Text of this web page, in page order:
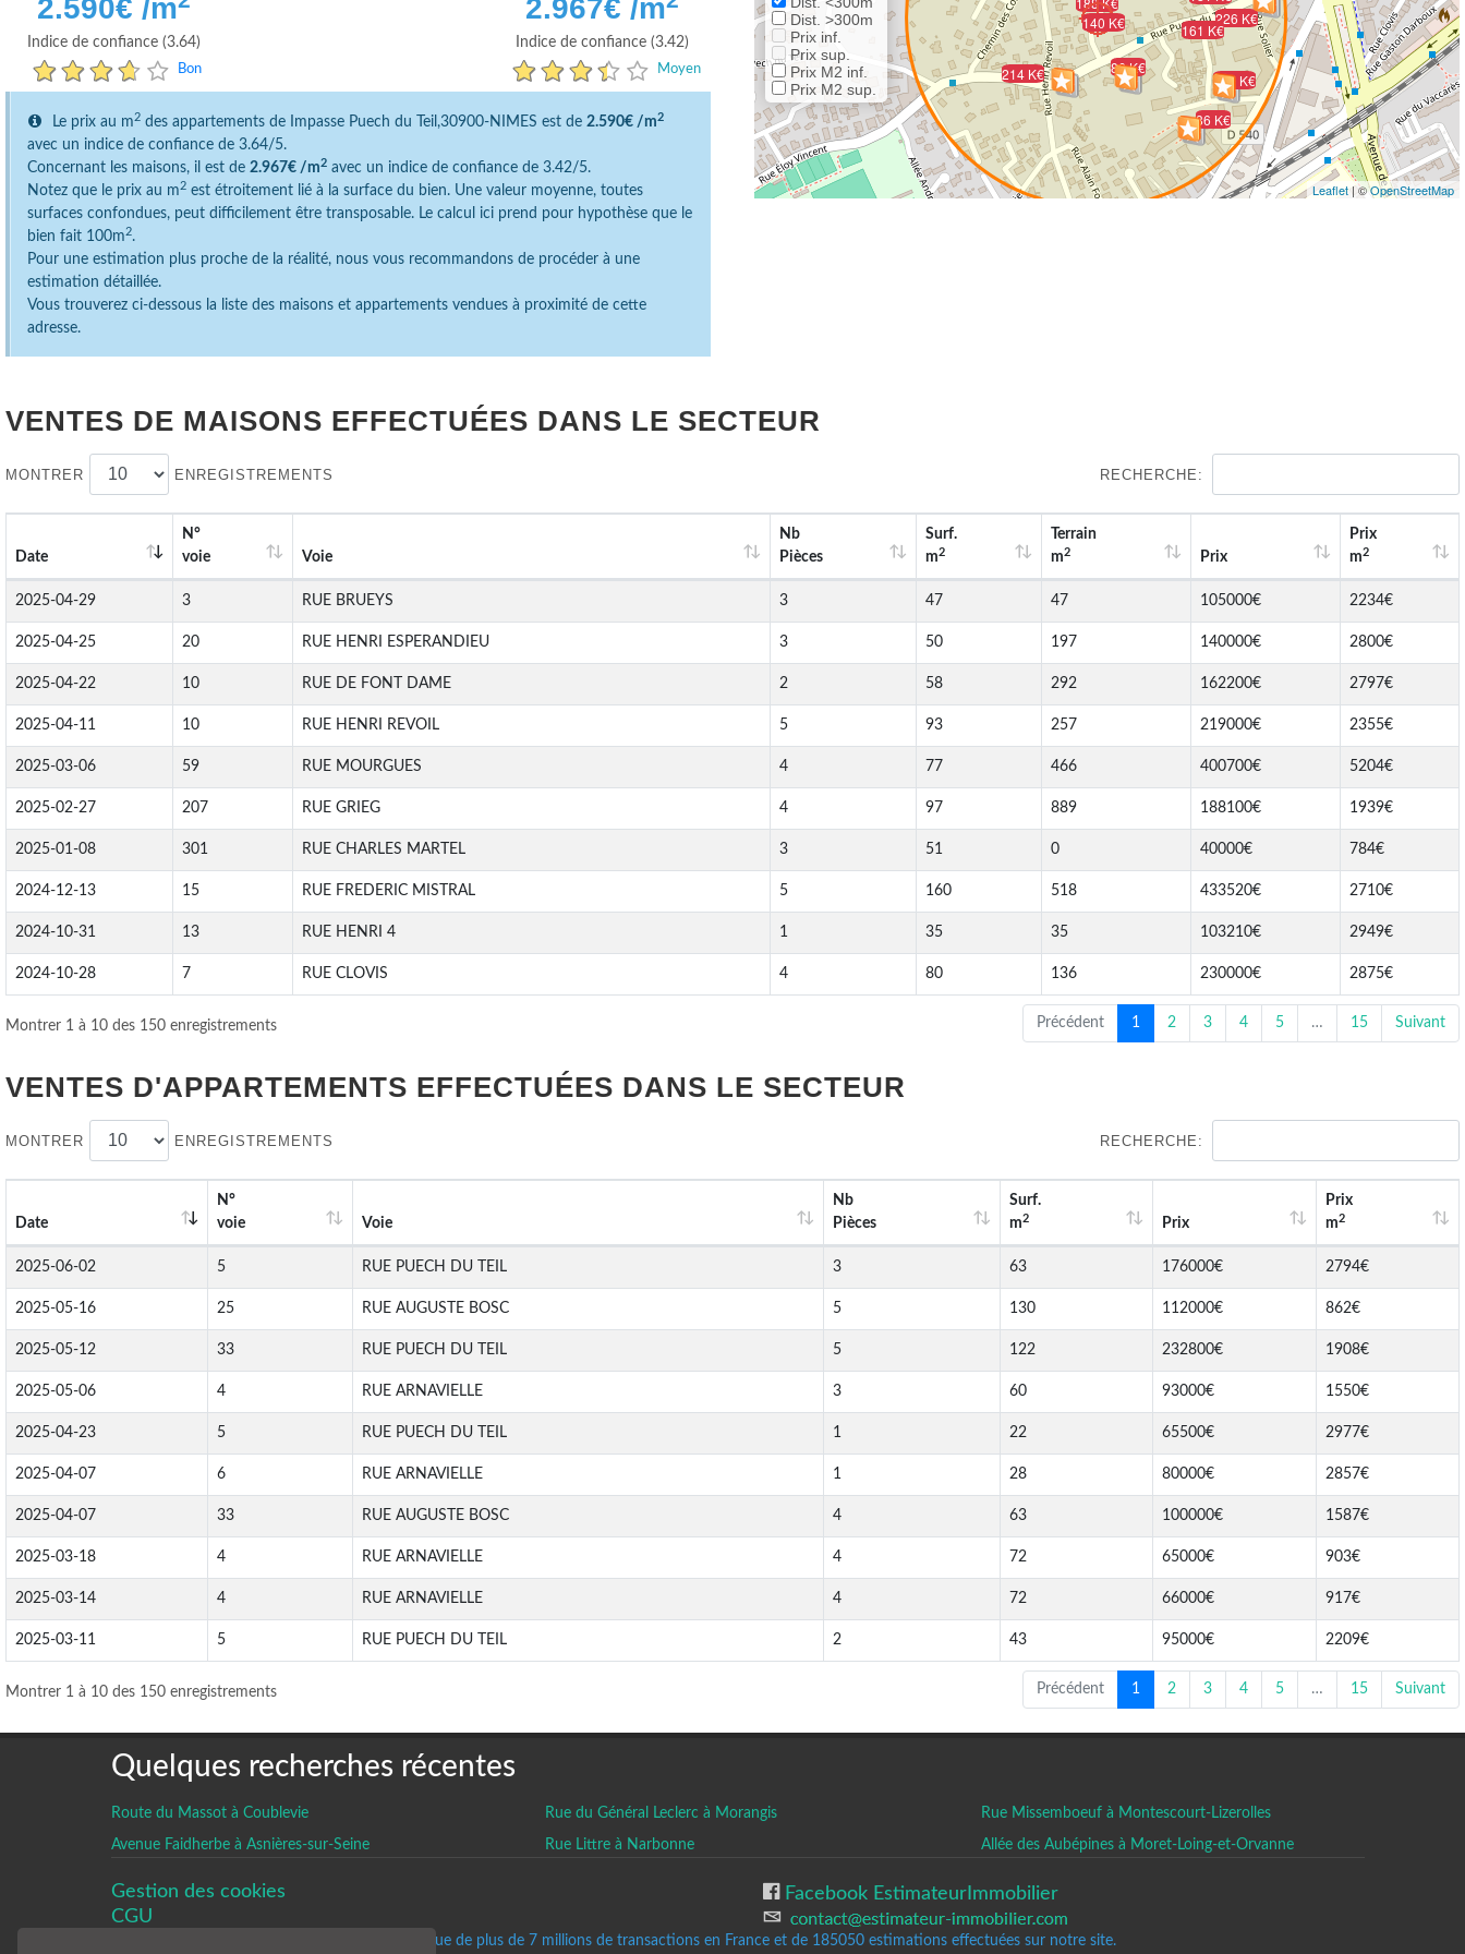
2.590€ /m
Indice de confiance (3.64)
Bon
2.967€ /m
Indice de confiance (3.42)
Moyen
Le prix au m 2 des appartements de Impasse Puech du Teil,30900-NIMES est de 2.590€ /m2
avec un indice de confiance de 3.64/5.
Concernant les maisons, il est de 2.967€ /m2 avec un indice de confiance de 3.42/5.
Notez que le prix au m 2 est étroitement lié à la surface du bien. Une valeur moyenne, toutes
surfaces confondues, peut difficilement être transposable. Le calcul ici prend pour hypothèse que le
bien fait 100m 2.
Pour une estimation plus proche de la réalité, nous vous recommandons de procéder à une
estimation détaillée.
Vous trouverez ci-dessous la liste des maisons et appartements vendues à proximité de cette
adresse.
140 K€
86 K€
150 K€
214 K€
86 K€
226 K€
161 K€
Dist. >300m
Prix inf.
Prix sup.
Prix M2 inf.
Prix M2 sup.
Leaflet | ©OpenStreetMap
VENTES DE MAISONS EFFECTUÉES DANS LE SECTEUR
MONTRER ENREGISTREMENTS RECHERCHE:
Date
N°
voie
Voie
Nb
Pièces
Surf.
m2
Terrain
m2 Prix
Prix
m2
2025-04-29 3 RUE BRUEYS 3 47 47 105000€ 2234€
2025-04-25 20 RUE HENRI ESPERANDIEU 3 50 197 140000€ 2800€
2025-04-22 10 RUE DE FONT DAME 2 58 292 162200€ 2797€
2025-04-11 10 RUE HENRI REVOIL 5 93 257 219000€ 2355€
2025-03-06 59 RUE MOURGUES 4 77 466 400700€ 5204€
2025-02-27 207 RUE GRIEG 4 97 889 188100€ 1939€
2025-01-08 301 RUE CHARLES MARTEL 3 51 0 40000€ 784€
2024-12-13 15 RUE FREDERIC MISTRAL 5 160 518 433520€ 2710€
2024-10-31 13 RUE HENRI 4 1 35 35 103210€ 2949€
2024-10-28 7 RUE CLOVIS 4 80 136 230000€ 2875€
Montrer 1 à 10 des 150 enregistrements Précédent 1 2 3 4 5 … 15 Suivant
VENTES D'APPARTEMENTS EFFECTUÉES DANS LE SECTEUR
MONTRER ENREGISTREMENTS RECHERCHE:
Date
N°
voie
Voie
Nb
Pièces
Surf.
m2 Prix
Prix
m2
2025-06-02 5 RUE PUECH DU TEIL 3 63 176000€ 2794€
2025-05-16 25 RUE AUGUSTE BOSC 5 130 112000€ 862€
2025-05-12 33 RUE PUECH DU TEIL 5 122 232800€ 1908€
2025-05-06 4 RUE ARNAVIELLE 3 60 93000€ 1550€
2025-04-23 5 RUE PUECH DU TEIL 1 22 65500€ 2977€
2025-04-07 6 RUE ARNAVIELLE 1 28 80000€ 2857€
2025-04-07 33 RUE AUGUSTE BOSC 4 63 100000€ 1587€
2025-03-18 4 RUE ARNAVIELLE 4 72 65000€ 903€
2025-03-14 4 RUE ARNAVIELLE 4 72 66000€ 917€
2025-03-11 5 RUE PUECH DU TEIL 2 43 95000€ 2209€
Montrer 1 à 10 des 150 enregistrements Précédent 1 2 3 4 5 … 15 Suivant
Quelques recherches récentes
Route du Massot à Coublevie Rue du Général Leclerc à Morangis Rue Missemboeuf à Montescourt-Lizerolles
Avenue Faidherbe à Asnières-sur-Seine Rue Littre à Narbonne Allée des Aubépines à Moret-Loing-et-Orvanne
Gestion des cookies
Facebook EstimateurImmobilier
CGU
Un historique de plus de 7 millions de transactions en France et de 185050estimations effectuées sur notre site.